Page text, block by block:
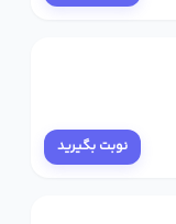
نوبت بگیرید